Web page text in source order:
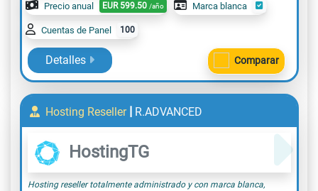
Precio anual EUR 599.50 /año Marca blanca
Cuentas de Panel 100
Detalles Comparar
Hosting Reseller | R.ADVANCED
HostingTG
Hosting reseller totalmente administrado y con marca blanca,